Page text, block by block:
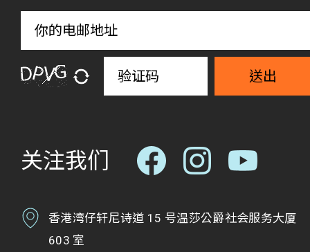
送出
关注我们
香港湾仔轩尼诗道 15 号温莎公爵社会服务大厦
603 室